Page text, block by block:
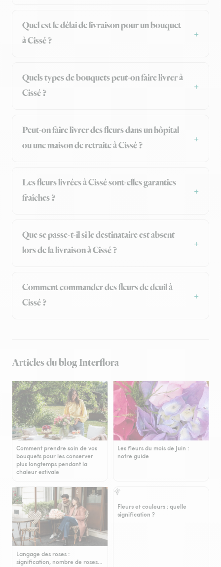
Quel est le délai de livraison pour un bouquet
à Cissé ?
Quels types de bouquets peut-on faire livrer à
Cissé ?
Peut-on faire livrer des fleurs dans un hôpital
ou une maison de retraite à Cissé ?
Les fleurs livrées à Cissé sont-elles garanties
fraîches ?
Que se passe-t-il si le destinataire est absent
lors de la livraison à Cissé ?
Comment commander des fleurs de deuil à
Cissé ?
Articles du blog Interflora
Comment prendre soin de vos
bouquets pour les conserver
plus longtemps pendant la
chaleur estivale
Les fleurs du mois de Juin :
notre guide
Langage des roses :
signification, nombre de roses…
Fleurs et couleurs : quelle
signification ?